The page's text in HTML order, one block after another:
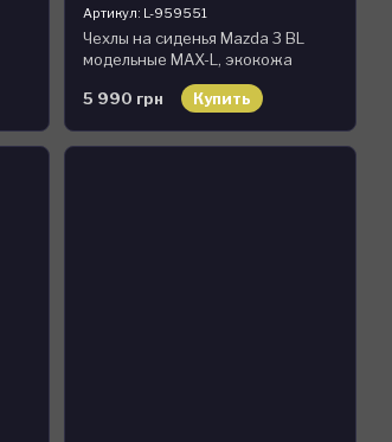
Артикул: L-959551
Чехлы на сиденья Mazda 3 BL
модельные MAX-L, экокожа
5 990 грн Купить